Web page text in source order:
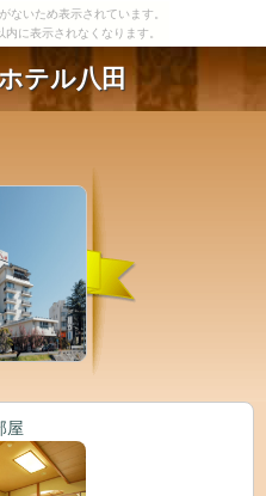
ないため表示されています。
に表示されなくなります。
テル八田
屋